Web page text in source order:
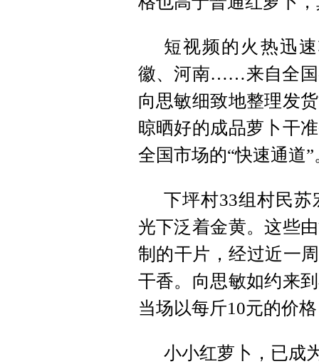
短视频的火热迅
徽、河南……来自全国
向思敏细致地整理发
晾晒好的成品萝卜干
全国市场的“快速通道”
下坪村33组村民
光下泛着金黄。这些
制的干片，经过近一
干香。向思敏如约来
当场以每斤10元的价
小小红萝卜，已成